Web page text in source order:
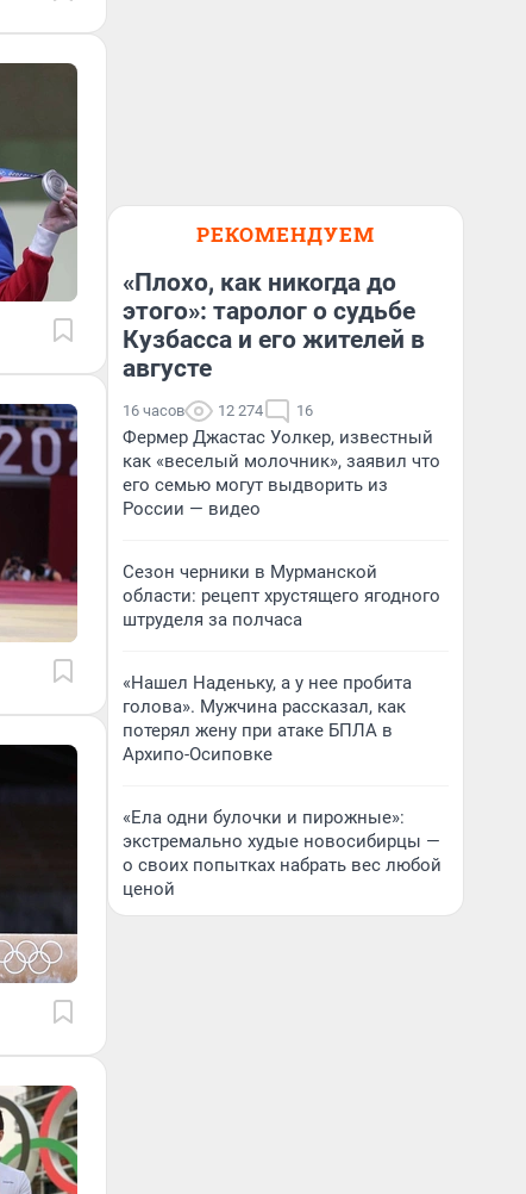
РЕКОМЕНДУЕМ
«Плохо, как никогда до
этого»: таролог о судьбе
Кузбасса и его жителей в
августе
16 часов 12 274 16
Фермер Джастас Уолкер, известный
как «веселый молочник», заявил что
его семью могут выдворить из
России — видео
Сезон черники в Мурманской
области: рецепт хрустящего ягодного
штруделя за полчаса
«Нашел Наденьку, а у нее пробита
голова». Мужчина рассказал, как
потерял жену при атаке БПЛА в
Архипо-Осиповке
«Ела одни булочки и пирожные»:
экстремально худые новосибирцы —
о своих попытках набрать вес любой
ценой